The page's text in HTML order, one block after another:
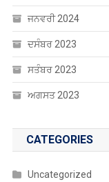
ਜਨਵਰੀ 2024
ਦਸੰਬਰ 2023
ਸਤੰਬਰ 2023
ਅਗਸਤ 2023
CATEGORIES
Uncategorized